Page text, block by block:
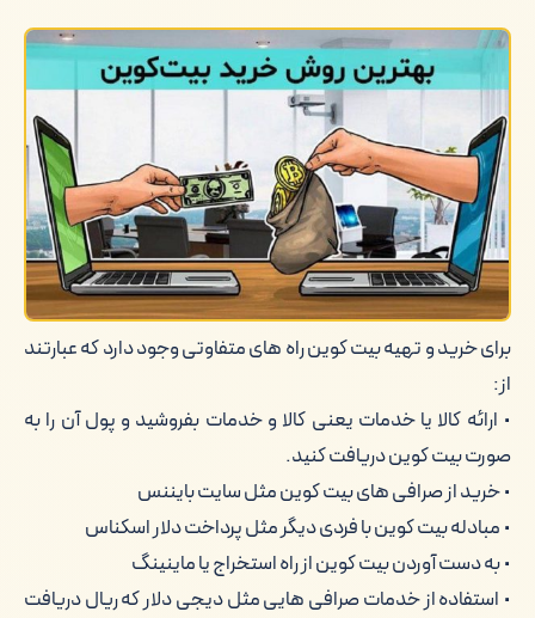
خرید بیت کوین بدون احراز هویت امکان
پذیر است؟
برای خرید بیت کوین پول زیادی مورد نیاز
است؟
خرید بیت کوین قانونی است؟
بیت کوین را کجا و چگونه محافظت کنیم؟
نکات مهم در خرید بیت کوین: مقایسه با
کلام آخر
برای خرید و تهیه بیت کوین راه های متفاوتی وجود دارد که عبارتند
از:
• ارائه کالا یا خدمات یعنی کالا و خدمات بفروشید و پول آن را به
صورت بیت کوین دریافت کنید.
• خرید از صرافی های بیت کوین مثل سایت بایننس
• مبادله بیت کوین با فردی دیگر مثل پرداخت دلار اسکناس
• به دست آوردن بیت کوین از راه استخراج یا ماینینگ
• استفاده از خدمات صرافی هایی مثل دیجی دلار که ریال دریافت